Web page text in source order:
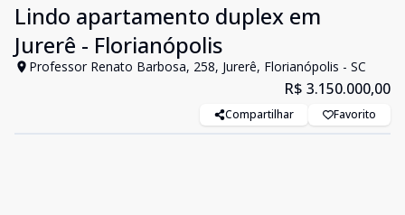
Lindo apartamento duplex em
Jurerê - Florianópolis
Professor Renato Barbosa, 258, Jurerê, Florianópolis - SC
R$ 3.150.000,00
Compartilhar Favorito